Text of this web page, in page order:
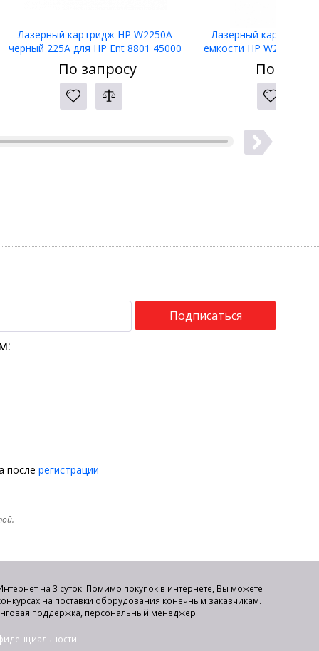
Лазерный картридж HP W2250A
черный 225A для HP Ent 8801 45000
По запросу
Лазерный картридж
емкости HP W2223X
для HP LJ3303/
По
Подписаться
после регистрации
на 3 суток. Помимо покупок в интернете, Вы можете
на поставки оборудования конечным заказчикам.
поддержка, персональный менеджер.